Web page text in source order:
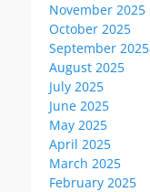
November 2025
October 2025
September 2025
August 2025
July 2025
June 2025
May 2025
April 2025
March 2025
February 2025